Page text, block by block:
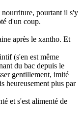
nourriture, pourtant il s'y
d'un coup.
après le xantho. Et
(s'en est même
du bac depuis le
gentillement, imité
heureusement plus par
et s'est alimenté de